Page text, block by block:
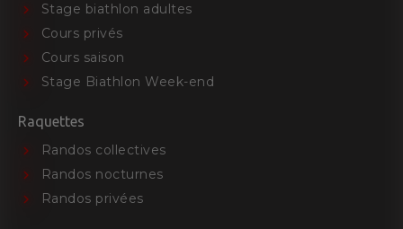
Stage biathlon adultes
Cours privés
Cours saison
Stage Biathlon Week-end
Raquettes
Randos collectives
Randos nocturnes
Randos privées